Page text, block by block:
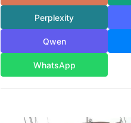
Perplexity
Qwen
WhatsApp